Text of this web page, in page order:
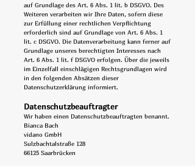
auf Grundlage des Art. 6 Abs. 1 lit. b DSGVO. Des
Weiteren verarbeiten wir Ihre Daten, sofern diese
zur Erfüllung einer rechtlichen Verpflichtung
erforderlich sind auf Grundlage von Art. 6 Abs. 1
lit. c DSGVO. Die Datenverarbeitung kann ferner auf
Grundlage unseres berechtigten Interesses nach
Art. 6 Abs. 1 lit. f DSGVO erfolgen. Über die jeweils
im Einzelfall einschlägigen Rechtsgrundlagen wird
in den folgenden Absätzen dieser
Datenschutzerklärung informiert.
Datenschutz­beauftragter
Wir haben einen Datenschutzbeauftragten benannt.
Bianca Bach
vidano GmbH
Sulzbachtalstraße 128
66125 Saarbrücken